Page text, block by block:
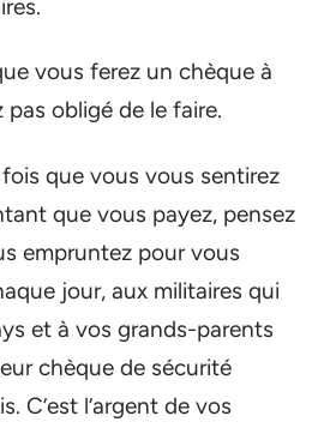
vous ferez un chèque à
pas obligé de le faire.
que vous vous sentirez
que vous payez, pensez
empruntez pour vous
jour, aux militaires qui
et à vos grands-parents
chèque de sécurité
C’est l’argent de vos